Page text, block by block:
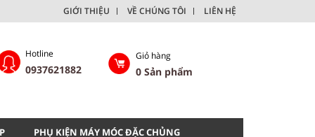
GIỚI THIỆU VỀ CHÚNG TÔI LIÊN HỆ
Hotline
0937621882
Giỏ hàng
0Sản phẩm
PHỤ KIỆN MÁY MÓC ĐẶC CHỦNG